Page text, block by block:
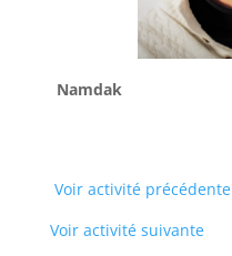
Voir activité précédente
Voir activité suivante